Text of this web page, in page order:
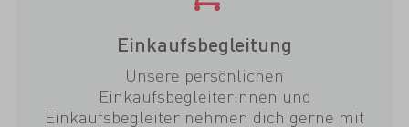
Einkaufsbegleitung
Unsere persönlichen
Einkaufsbegleiterinnen und
Einkaufsbegleiter nehmen dich gerne mit